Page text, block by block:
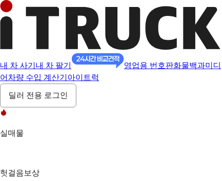
내 차 사기 내 차 팔기 영업용 번호판화물백과미디
어 차량 수입 계산기 아이트럭
딜러 전용 로그인
실매물
헛걸음보상